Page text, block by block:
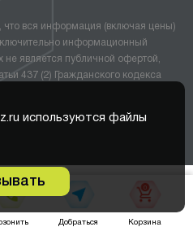
Добраться
0
Корзина
используются файлы
вся информация (включая цены)
информационный
не является публичной офертой,
437 (2) Гражданского кодекса